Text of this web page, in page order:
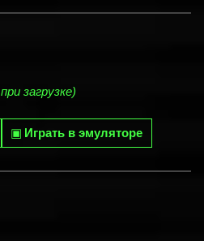
загрузке)
▣ Играть в эмуляторе